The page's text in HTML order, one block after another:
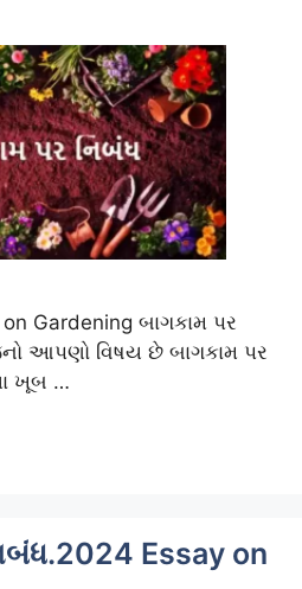
Gardening બાગકામ પર
આપણો વિષય છે બાગકામ પર
ખૂબ …
Essay on